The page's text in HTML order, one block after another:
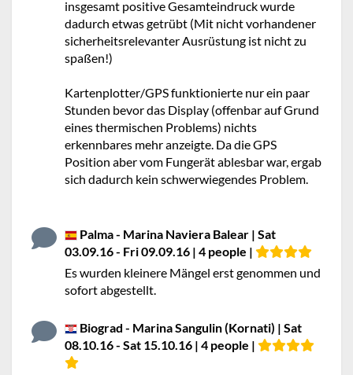
insgesamt positive Gesamteindruck wurde
dadurch etwas getrübt (Mit nicht vorhandener
sicherheitsrelevanter Ausrüstung ist nicht zu
spaßen!)
Kartenplotter/GPS funktionierte nur ein paar
Stunden bevor das Display (offenbar auf Grund
eines thermischen Problems) nichts
erkennbares mehr anzeigte. Da die GPS
Position aber vom Fungerät ablesbar war, ergab
sich dadurch kein schwerwiegendes Problem.
Palma - Marina Naviera Balear | Sat
03.09.16 - Fri 09.09.16 | 4 people |
Es wurden kleinere Mängel erst genommen und
sofort abgestellt.
Biograd - Marina Sangulin (Kornati) | Sat
08.10.16 - Sat 15.10.16 | 4 people |